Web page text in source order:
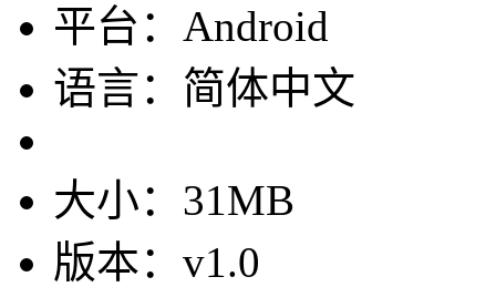
平台：Android
语言：简体中文
大小：31MB
版本：v1.0